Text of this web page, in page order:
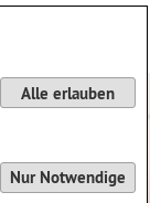
Alle erlauben
Nur Notwendige